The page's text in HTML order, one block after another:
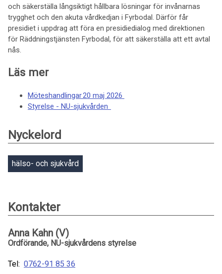
och säkerställa långsiktigt hållbara lösningar för invånarnas
trygghet och den akuta vårdkedjan i Fyrbodal. Därför får
presidiet i uppdrag att föra en presidiedialog med direktionen
för Räddningstjänsten Fyrbodal, för att säkerställa att ett avtal
nås.
Läs mer
Möteshandlingar 20 maj 2026
Styrelse - NU-sjukvården
Nyckelord
hälso- och sjukvård
Kontakter
Anna Kahn (V)
Ordförande, NU-sjukvårdens styrelse
Tel: 0762-91 85 36